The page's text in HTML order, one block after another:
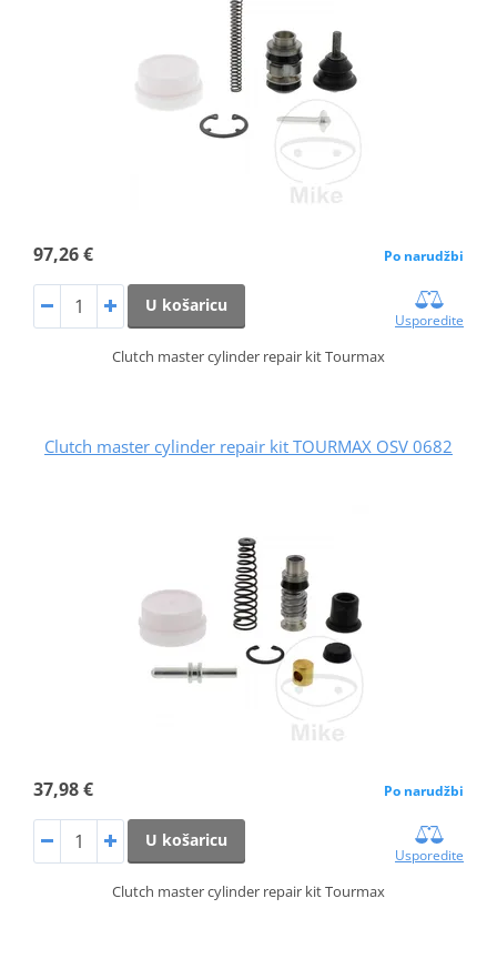
97,26 € Po narudžbi
U košaricu
Usporedite
Clutch master cylinder repair kit Tourmax
Clutch master cylinder repair kit TOURMAX OSV 0682
37,98 € Po narudžbi
U košaricu
Usporedite
Clutch master cylinder repair kit Tourmax